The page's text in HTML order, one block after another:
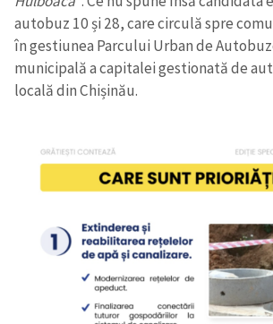
autobuz 10 și 28, care circulă spre
în gestiunea Parcului Urban de
municipală a capitalei gestionată de
locală din Chișinău.